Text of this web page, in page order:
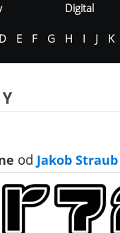
Digital
D E F G H I J K
od Jakob